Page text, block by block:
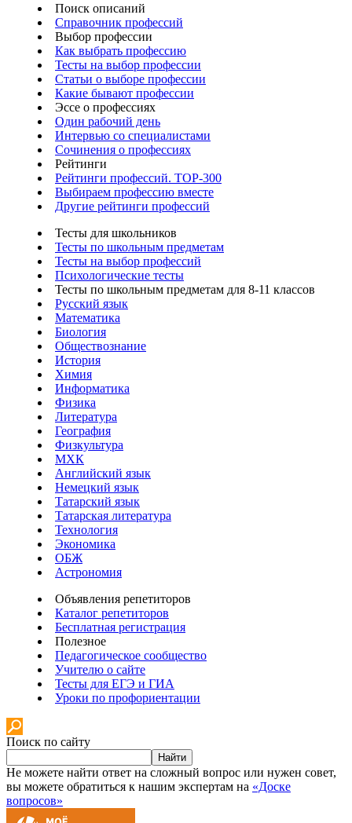
Поиск описаний
Справочник профессий
Выбор профессии
Как выбрать профессию
Тесты на выбор профессии
Статьи о выборе профессии
Какие бывают профессии
Эссе о профессиях
Один рабочий день
Интервью со специалистами
Сочинения о профессиях
Рейтинги
Рейтинги профессий. TOP-300
Выбираем профессию вместе
Другие рейтинги профессий
Тесты для школьников
Тесты по школьным предметам
Тесты на выбор профессий
Психологические тесты
Тесты по школьным предметам для 8-11 классов
Русский язык
Математика
Биология
Обществознание
История
Химия
Информатика
Физика
Литература
География
Физкультура
МХК
Английский язык
Немецкий язык
Татарский язык
Татарская литература
Технология
Экономика
ОБЖ
Астрономия
Объявления репетиторов
Каталог репетиторов
Бесплатная регистрация
Полезное
Педагогическое сообщество
Учителю о сайте
Тесты для ЕГЭ и ГИА
Уроки по профориентации
Поиск по сайту
Найти
Не можете найти ответ на сложный вопрос или нужен совет,
вы можете обратиться к нашим экспертам на «Доске
вопросов»